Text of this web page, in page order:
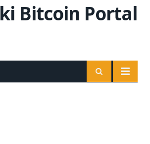
Bitcoin Portal